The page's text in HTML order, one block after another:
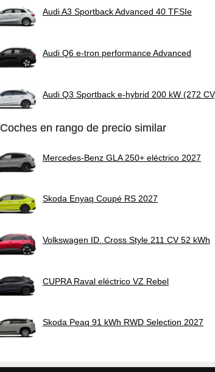
Audi A3 Sportback Advanced 40 TFSIe
Audi Q6 e-tron performance Advanced
Audi Q3 Sportback e-hybrid 200 kW (272
Coches en rango de precio similar
Mercedes-Benz GLA 250+ eléctrico 2027
Skoda Enyaq Coupé RS 2027
Volkswagen ID. Cross Style 211 CV 52 kWh
CUPRA Raval eléctrico VZ Rebel
Skoda Peaq 91 kWh RWD Selection 2027